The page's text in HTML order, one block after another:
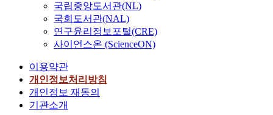
국립중앙도서관(NL)
국회도서관(NAL)
연구윤리정보포털(CRE)
사이언스온 (ScienceON)
이용약관
개인정보처리방침
개인정보 재동의
기관소개